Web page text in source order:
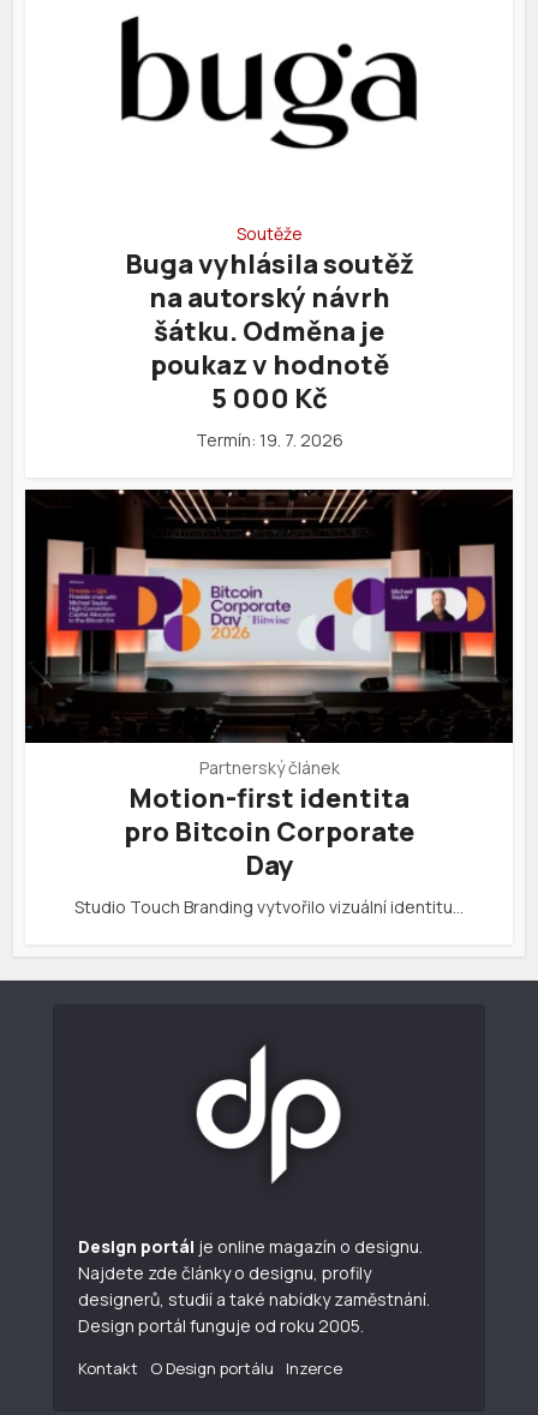
Soutěže
Buga vyhlásila soutěž
na autorský návrh
šátku. Odměna je
poukaz v hodnotě
5 000 Kč
Termín: 19. 7. 2026
Partnerský článek
Motion-first identita
pro Bitcoin Corporate
Day
Studio Touch Branding vytvořilo vizuální identitu…
Design portál je online magazín o designu.
Najdete zde články o designu, profily
designerů, studií a také nabídky zaměstnání.
Design portál funguje od roku 2005.
Kontakt O Design portálu Inzerce